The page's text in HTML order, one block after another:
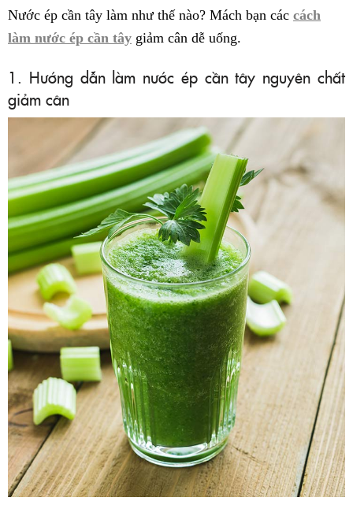
Nước ép cần tây làm như thế nào? Mách bạn các cách
làm nước ép cần tây giảm cân dễ uống.
1. Hướng dẫn làm nước ép cần tây nguyên chất
giảm cân